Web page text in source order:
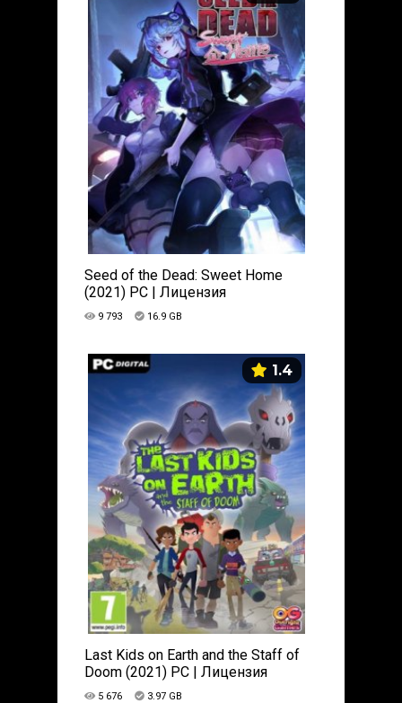
Seed of the Dead: Sweet Home
(2021) PC | Лицензия
9 793 16.9 GB
1.4
Last Kids on Earth and the Staff of
Doom (2021) PC | Лицензия
5 676 3.97 GB